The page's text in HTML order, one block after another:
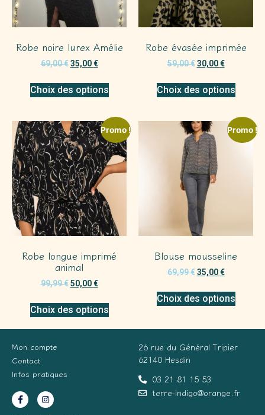
Robe noire lurex Amélie
69,00€ 35,00€
Choix des options
Robe évasée imprimée
59,00€ 30,00€
Choix des options
Promo !
Robe longue imprimé
animal
99,99€ 50,00€
Choix des options
Promo !
Blouse mousseline
69,99€ 35,00€
Choix des options
Mon compte
Contact
Infos pratiques
26 rue du Général Tripier
62140 Hesdin
03 21 81 15 53
terre-indigo@orange.fr